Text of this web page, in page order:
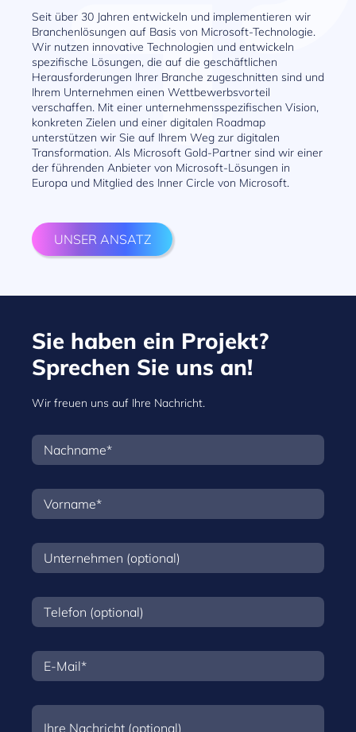
Seit über 30 Jahren entwickeln und implementieren wir
Branchenlösungen auf Basis von Microsoft-Technologie.
Wir nutzen innovative Technologien und entwickeln
spezifische Lösungen, die auf die geschäftlichen
Herausforderungen Ihrer Branche zugeschnitten sind und
Ihrem Unternehmen einen Wettbewerbsvorteil
verschaffen. Mit einer unternehmensspezifischen Vision,
konkreten Zielen und einer digitalen Roadmap
unterstützen wir Sie auf Ihrem Weg zur digitalen
Transformation. Als Microsoft Gold-Partner sind wir einer
der führenden Anbieter von Microsoft-Lösungen in
Europa und Mitglied des Inner Circle von Microsoft.
UNSER ANSATZ
Sie haben ein Projekt?
Sprechen Sie uns an!
Wir freuen uns auf Ihre Nachricht.